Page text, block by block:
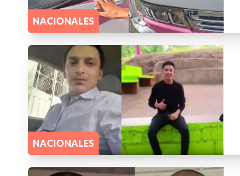
NACIONALES
NACIONALES